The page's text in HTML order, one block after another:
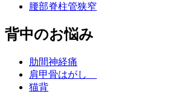
腰部脊柱管狭窄
背中のお悩み
肋間神経痛
肩甲骨はがし
猫背